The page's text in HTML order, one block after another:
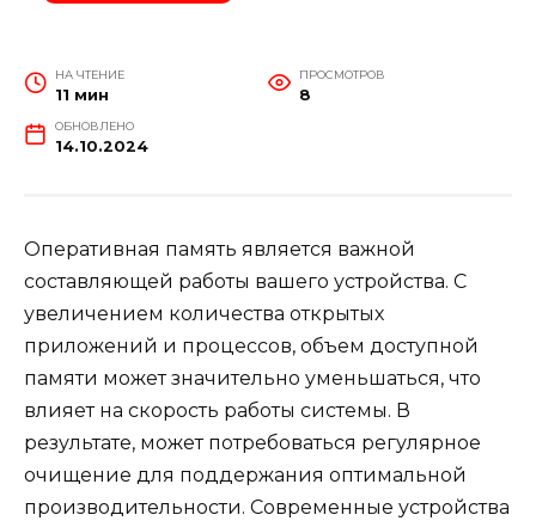
НА ЧТЕНИЕ
11 мин
ПРОСМОТРОВ
8
ОБНОВЛЕНО
14.10.2024
Оперативная память является важной
составляющей работы вашего устройства. С
увеличением количества открытых
приложений и процессов, объем доступной
памяти может значительно уменьшаться, что
влияет на скорость работы системы. В
результате, может потребоваться регулярное
очищение для поддержания оптимальной
производительности. Современные устройства